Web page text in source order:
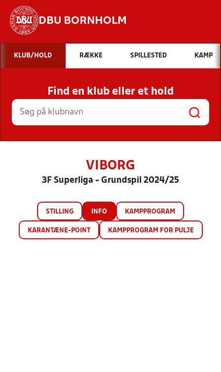
DBU BORNHOLM
Hvad vil du søge efter?
INDHOLD OG NYHEDER
STILLINGER, RESULTATER, KLUBBER OG
HOLD
KLUB/HOLD RÆKKE SPILLESTED KAMP
Find en klub eller et hold
VIBORG
3F Superliga - Grundspil 2024/25
STILLING INFO KAMPPROGRAM
KARANTÆNE-POINT KAMPPROGRAM FOR PULJE